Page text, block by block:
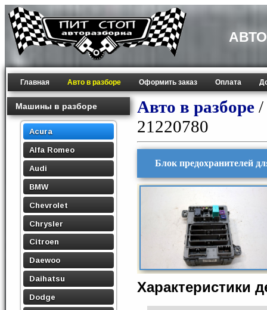
Главная Авто в разборе Оформить заказ Оплата
Машины в разборе
Acura
Alfa Romeo
Audi
BMW
Chevrolet
Chrysler
Citroen
Daewoo
Daihatsu
Dodge
Авто в разборе /
21220780
Блок предохранителей
Характеристики